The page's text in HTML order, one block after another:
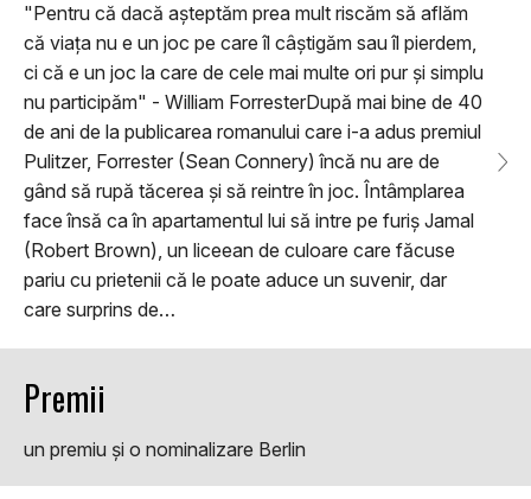
"Pentru că dacă așteptăm prea mult riscăm să aflăm
că viața nu e un joc pe care îl câștigăm sau îl pierdem,
ci că e un joc la care de cele mai multe ori pur și simplu
nu participăm" - William ForresterDupă mai bine de 40
de ani de la publicarea romanului care i-a adus premiul
Pulitzer, Forrester (Sean Connery) încă nu are de
gând să rupă tăcerea și să reintre în joc. Întâmplarea
face însă ca în apartamentul lui să intre pe furiș Jamal
(Robert Brown), un liceean de culoare care făcuse
pariu cu prietenii că le poate aduce un suvenir, dar
care surprins de…
Premii
un premiu şi o nominalizare Berlin